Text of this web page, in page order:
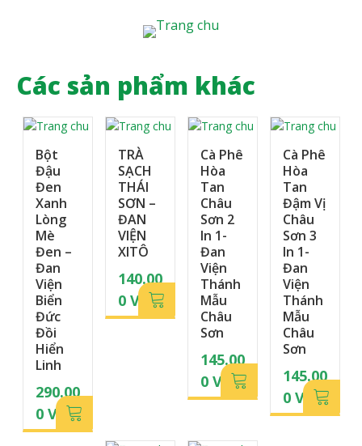
Các sản phẩm khác
Bột
Đậu
Đen
Xanh
Lòng
Mè
Đen –
Đan
Viện
Biển
Đức
Đồi
Hiển
Linh
290.00
0 VN
D
TRÀ
SẠCH
THÁI
SƠN –
ĐAN
VIỆN
XITÔ
140.00
0 VN
D
Cà Phê
Hòa
Tan
Châu
Sơn 2
In 1-
Đan
Viện
Thánh
Mẫu
Châu
Sơn
145.00
0 VN
D
Cà Phê
Hòa
Tan
Đậm Vị
Châu
Sơn 3
In 1-
Đan
Viện
Thánh
Mẫu
Châu
Sơn
145.00
0 VN
D